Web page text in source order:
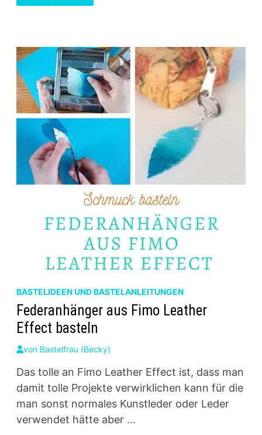
CUPCAKE,
BASTELIDEEN UND BASTELANLEITUNGEN
Federanhänger aus Fimo Leather
Effect basteln
von Bastelfrau (Becky)
Das tolle an Fimo Leather Effect ist, dass man
damit tolle Projekte verwirklichen kann für die
man sonst normales Kunstleder oder Leder
verwendet hätte aber …